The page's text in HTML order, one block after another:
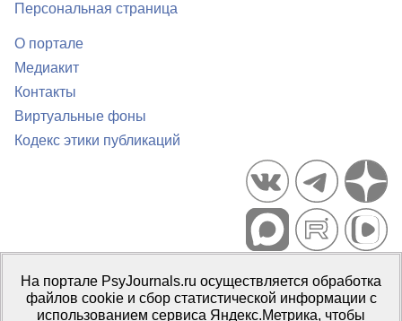
Персональная страница
О портале
Медиакит
Контакты
Виртуальные фоны
Кодекс этики публикаций
Портал психологических изданий PsyJournals.ru, 2007–2026
Правила использования материалов
Свидетельство регистрации СМИЭл № ФС77-66447 от 14 июля
На портале PsyJournals.ru осуществляется обработка
файлов cookie и сбор статистической информации с
использованием сервиса Яндекс.Метрика, чтобы